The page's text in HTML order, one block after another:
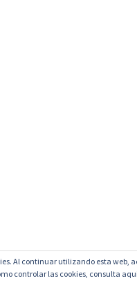
Al continuar utilizando esta web,
controlar las cookies, consulta